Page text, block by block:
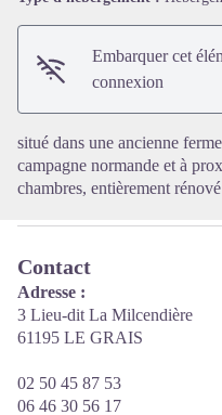
Embarquer cet
connexion
situé dans une ancienne
campagne normande et à
chambres, entièrement
Contact
Adresse :
3 Lieu-dit La Milcendière
61195 LE GRAIS
02 50 45 87 53
06 46 30 56 17